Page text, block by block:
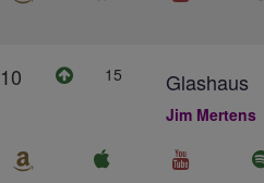
10 15 Glashaus
Jim Mertens